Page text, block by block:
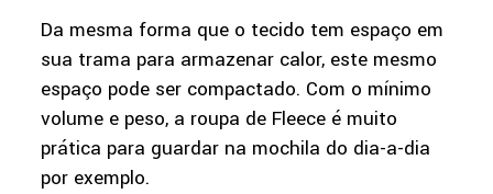
Da mesma forma que o tecido tem espaço em
sua trama para armazenar calor, este mesmo
espaço pode ser compactado. Com o mínimo
volume e peso, a roupa de Fleece é muito
prática para guardar na mochila do dia-a-dia
por exemplo.